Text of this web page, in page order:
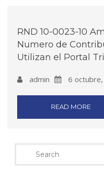
RND 10-0023-10
Numero de
Utilizan el Portal
admin 6
READ MORE